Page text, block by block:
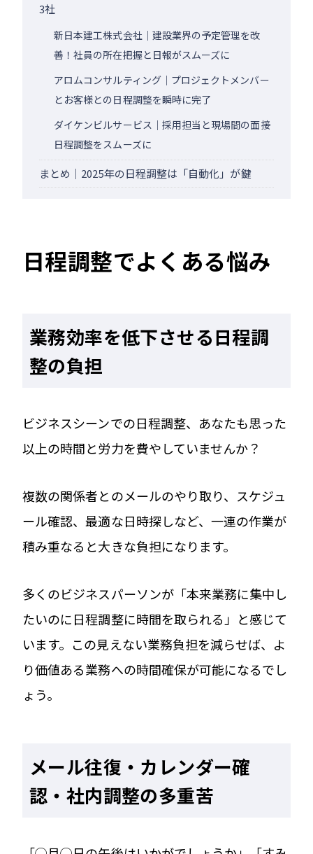
3社
新日本建工株式会社｜建設業界の予定管理を改
善！社員の所在把握と日報がスムーズに
アロムコンサルティング｜プロジェクトメンバー
とお客様との日程調整を瞬時に完了
ダイケンビルサービス｜採用担当と現場間の面接
日程調整をスムーズに
まとめ｜2025年の日程調整は「自動化」が鍵
日程調整でよくある悩み
業務効率を低下させる日程調
整の負担
ビジネスシーンでの日程調整、あなたも思った
以上の時間と労力を費やしていませんか？
複数の関係者とのメールのやり取り、スケジュ
ール確認、最適な日時探しなど、一連の作業が
積み重なると大きな負担になります。
多くのビジネスパーソンが「本来業務に集中し
たいのに日程調整に時間を取られる」と感じて
います。この見えない業務負担を減らせば、よ
り価値ある業務への時間確保が可能になるでし
ょう。
メール往復・カレンダー確
認・社内調整の多重苦